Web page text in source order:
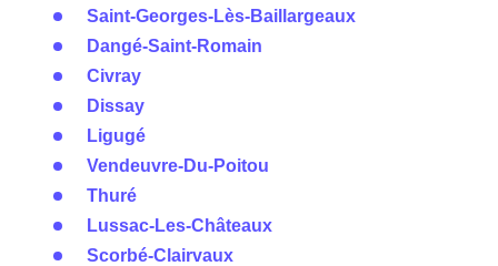
Saint-Georges-Lès-Baillargeaux
Dangé-Saint-Romain
Civray
Dissay
Ligugé
Vendeuvre-Du-Poitou
Thuré
Lussac-Les-Châteaux
Scorbé-Clairvaux